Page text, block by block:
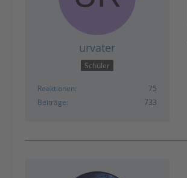
urvater
Schüler
Reaktionen
75
Beiträge
733